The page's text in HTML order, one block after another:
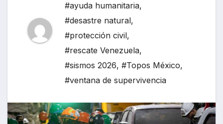
#ayuda humanitaria,
#desastre natural,
#protección civil,
#rescate Venezuela,
#sismos 2026, #Topos México,
#ventana de supervivencia